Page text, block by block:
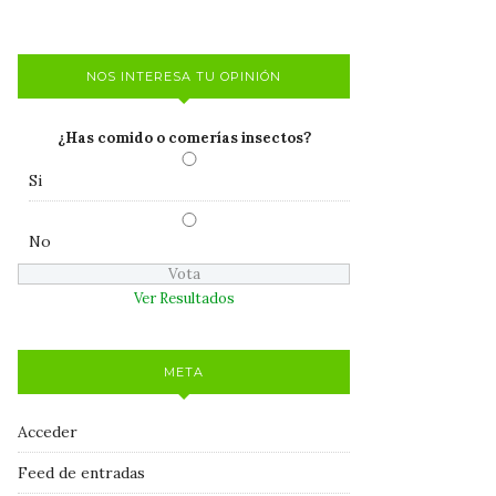
NOS INTERESA TU OPINIÓN
¿Has comido o comerías insectos?
Si
No
Ver Resultados
META
Acceder
Feed de entradas